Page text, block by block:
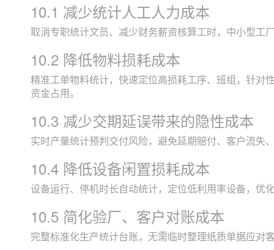
10.1 减少统计人工人力成本
取消专职统计文员、减少财务薪资核算工时，中小型工
10.2 降低物料损耗成本
精准工单物料统计，快速定位高损耗工序、班组，针对
资金占用。
10.3 减少交期延误带来的隐性成本
实时产量统计预判交付风险，避免延期赔付、客户流失
10.4 降低设备闲置损耗成本
设备运行、停机时长自动统计，定位低利用率设备，优
10.5 简化验厂、客户对账成本
完整标准化生产统计台账，无需临时整理纸质单据应对